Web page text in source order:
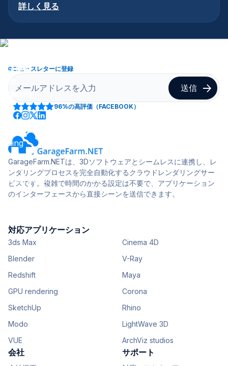
詳しく見る
ニュースレターに登録
96%の高評価（FACEBOOK）
GarageFarm.NETは、3Dソフトウェアとシームレスに連携し、レ
ンダリングプロセスを完全自動化するクラウドレンダリングサー
ビスです。複雑で時間のかかる設定は不要で、アプリケーション
のインターフェースから直接シーンを送信できます。
対応アプリケーション
3ds Max
Cinema 4D
Blender
V-Ray
Redshift
Maya
GPU rendering
Corona
SketchUp
Rhino
Modo
LightWave 3D
VUE
ArchViz studios
会社 サポート